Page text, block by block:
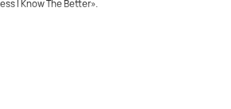
I Know The Better».